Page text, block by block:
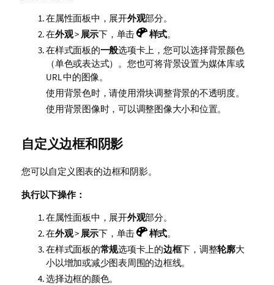
在属性面板中，展开外观部分。
在外观> 展示下，单击 样式。
在样式面板的一般选项卡上，您可以选择背景颜色
（单色或表达式）。您也可将背景设置为媒体库或
URL 中的图像。
使用背景色时，请使用滑块调整背景的不透明度。
使用背景图像时，可以调整图像大小和位置。
自定义边框和阴影
您可以自定义图表的边框和阴影。
执行以下操作：
在属性面板中，展开外观部分。
在外观> 展示下，单击 样式。
在样式面板的常规选项卡上的边框下，调整轮廓大
小以增加或减少图表周围的边框线。
选择边框的颜色。